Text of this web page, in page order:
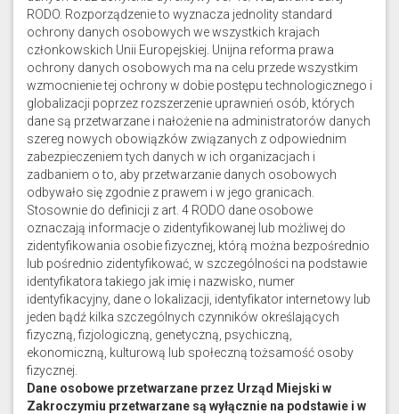
RODO. Rozporządzenie to wyznacza jednolity standard
ochrony danych osobowych we wszystkich krajach
członkowskich Unii Europejskiej. Unijna reforma prawa
ochrony danych osobowych ma na celu przede wszystkim
wzmocnienie tej ochrony w dobie postępu technologicznego i
globalizacji poprzez rozszerzenie uprawnień osób, których
dane są przetwarzane i nałożenie na administratorów danych
szereg nowych obowiązków związanych z odpowiednim
zabezpieczeniem tych danych w ich organizacjach i
zadbaniem o to, aby przetwarzanie danych osobowych
odbywało się zgodnie z prawem i w jego granicach.
Stosownie do definicji z art. 4 RODO dane osobowe
oznaczają informacje o zidentyfikowanej lub możliwej do
zidentyfikowania osobie fizycznej, którą można bezpośrednio
lub pośrednio zidentyfikować, w szczególności na podstawie
identyfikatora takiego jak imię i nazwisko, numer
identyfikacyjny, dane o lokalizacji, identyfikator internetowy lub
jeden bądź kilka szczególnych czynników określających
fizyczną, fizjologiczną, genetyczną, psychiczną,
ekonomiczną, kulturową lub społeczną tożsamość osoby
fizycznej.
Dane osobowe przetwarzane przez Urząd Miejski w
Zakroczymiu przetwarzane są wyłącznie na podstawie i w